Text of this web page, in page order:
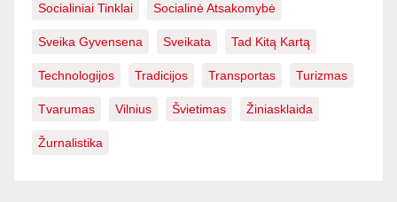
Socialiniai Tinklai Socialinė Atsakomybė
Sveika Gyvensena Sveikata Tad Kitą Kartą
Technologijos Tradicijos Transportas Turizmas
Tvarumas Vilnius Švietimas Žiniasklaida
Žurnalistika